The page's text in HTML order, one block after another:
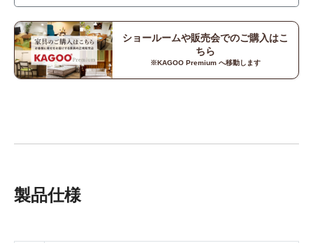
ショールームや販売会でのご購入はこ
ちら
※KAGOO Premium へ移動します
製品仕様